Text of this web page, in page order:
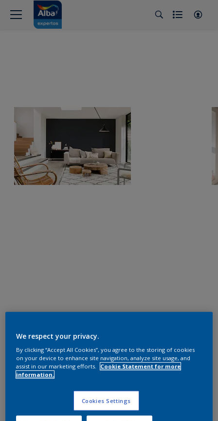
We respect your privacy.
By clicking “Accept All Cookies”, you agree to the storing of cookies
on your device to enhance site navigation, analyze site usage, and
assist in our marketing efforts.
Cookie Statement for more
information.
Cookies Settings